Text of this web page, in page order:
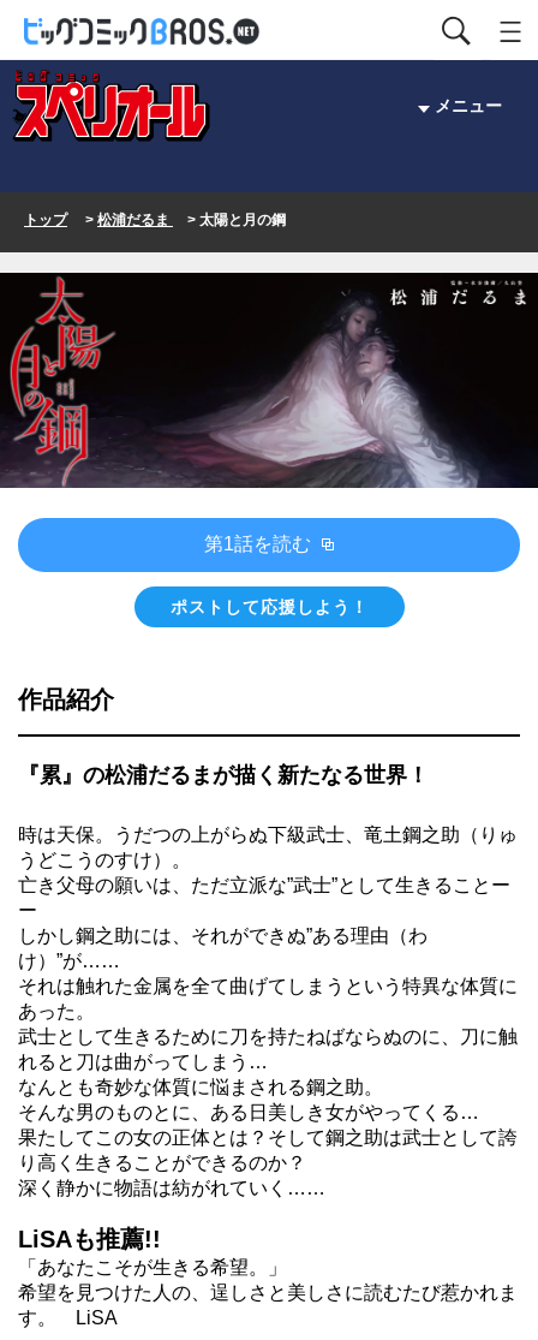
メニュー
トップ> 松浦だるま > 太陽と月の鋼
第1話を読む
ポストして応援しよう！
作品紹介
『累』の松浦だるまが描く新たなる世界！
時は天保。うだつの上がらぬ下級武士、竜土鋼之助（りゅ
うどこうのすけ）。
亡き父母の願いは、ただ立派な”武士”として生きることー
ー
しかし鋼之助には、それができぬ”ある理由（わ
け）”が……
それは触れた金属を全て曲げてしまうという特異な体質に
あった。
武士として生きるために刀を持たねばならぬのに、刀に触
れると刀は曲がってしまう…
なんとも奇妙な体質に悩まされる鋼之助。
そんな男のものとに、ある日美しき女がやってくる…
果たしてこの女の正体とは？そして鋼之助は武士として誇
り高く生きることができるのか？
深く静かに物語は紡がれていく……
LiSAも推薦!!
「あなたこそが生きる希望。」
希望を見つけた人の、逞しさと美しさに読むたび惹かれま
す。 LiSA